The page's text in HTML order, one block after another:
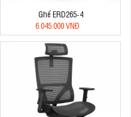
Ghế ERD265-4
6.045.000 VNĐ